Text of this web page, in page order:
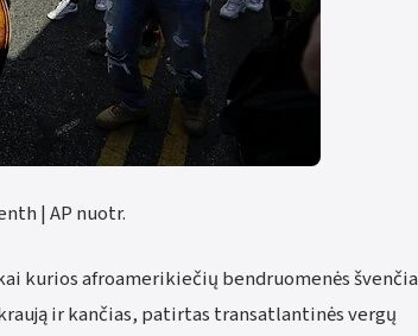
| AP nuotr.
kurios afroamerikiečių bendruomenės švenčia
ir kančias, patirtas transatlantinės vergų